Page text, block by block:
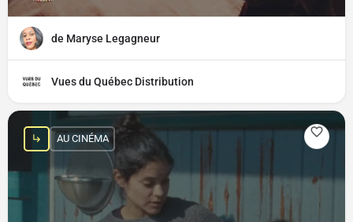
de Maryse Legagneur
Vues du Québec Distribution
AU CINÉMA